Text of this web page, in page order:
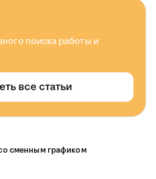
поиска работы и
все статьи
сменным графиком